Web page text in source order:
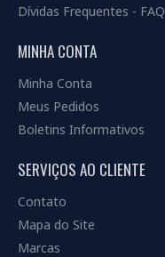
Dívidas Frequentes - FAQ
MINHA CONTA
Minha Conta
Meus Pedidos
Boletins Informativos
SERVIÇOS AO CLIENTE
Contato
Mapa do Site
Marcas